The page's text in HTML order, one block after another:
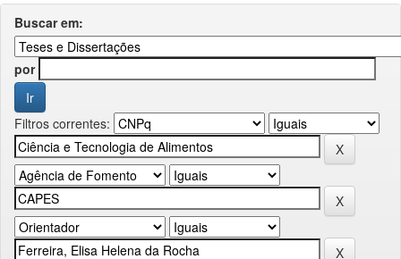
Buscar em:
por
Filtros correntes: